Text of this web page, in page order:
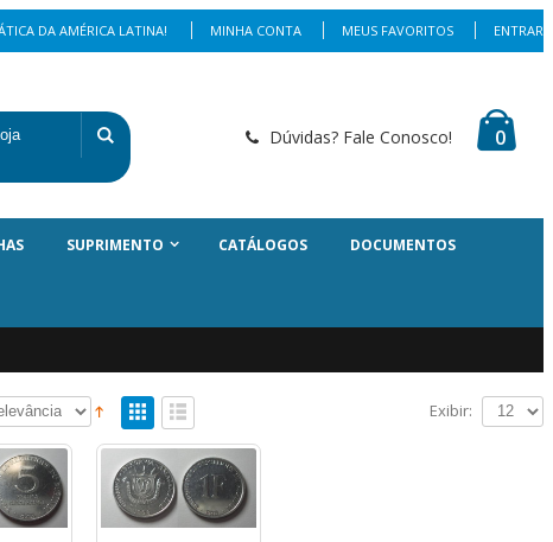
MINHA CONTA MEUS FAVORITOS ENTRAR
DA AMÉRICA LATINA!
Dúvidas? Fale Conosco! 0
SUPRIMENTO CATÁLOGOS DOCUMENTOS
Exibir: